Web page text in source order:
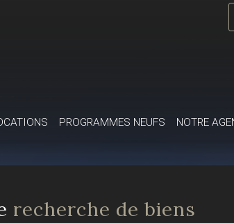
PROGRAMMES NEUFS NOTRE
recherche de biens